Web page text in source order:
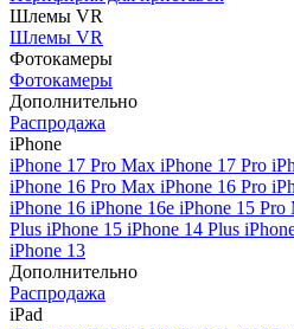
Шлемы VR
Шлемы VR
Фотокамеры
Фотокамеры
Дополнительно
Распродажа
iPhone
iPhone 17 Pro Max iPhone 17 Pro
iPhone 16 Pro Max iPhone 16 Pro
iPhone 16 iPhone 16e iPhone 15 Pro
Plus iPhone 15 iPhone 14 Plus
iPhone 13
Дополнительно
Распродажа
iPad